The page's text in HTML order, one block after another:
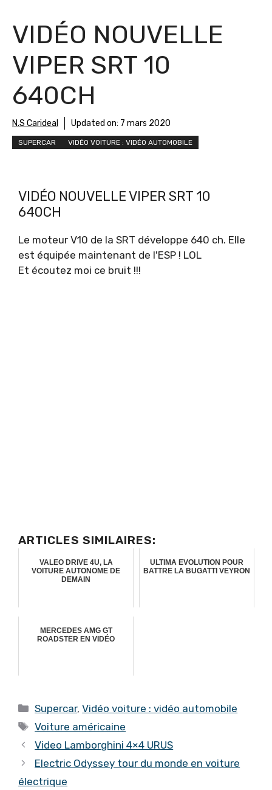
VIDÉO NOUVELLE
VIPER SRT 10
640CH
N.S Carideal Updated on: 7 mars 2020
SUPERCAR VIDÉO VOITURE : VIDÉO AUTOMOBILE
VIDÉO NOUVELLE VIPER SRT 10
640CH
Le moteur V10 de la SRT développe 640 ch. Elle
est équipée maintenant de l'ESP ! LOL
Et écoutez moi ce bruit !!!
ARTICLES SIMILAIRES:
VALEO DRIVE 4U, LA
VOITURE AUTONOME DE
DEMAIN
ULTIMA EVOLUTION POUR
BATTRE LA BUGATTI VEYRON
MERCEDES AMG GT
ROADSTER EN VIDÉO
Catégories
Supercar,Vidéo voiture : vidéo automobile
Étiquettes
Voiture américaine
Video Lamborghini 4×4 URUS
Electric Odyssey tour du monde en voiture
électrique